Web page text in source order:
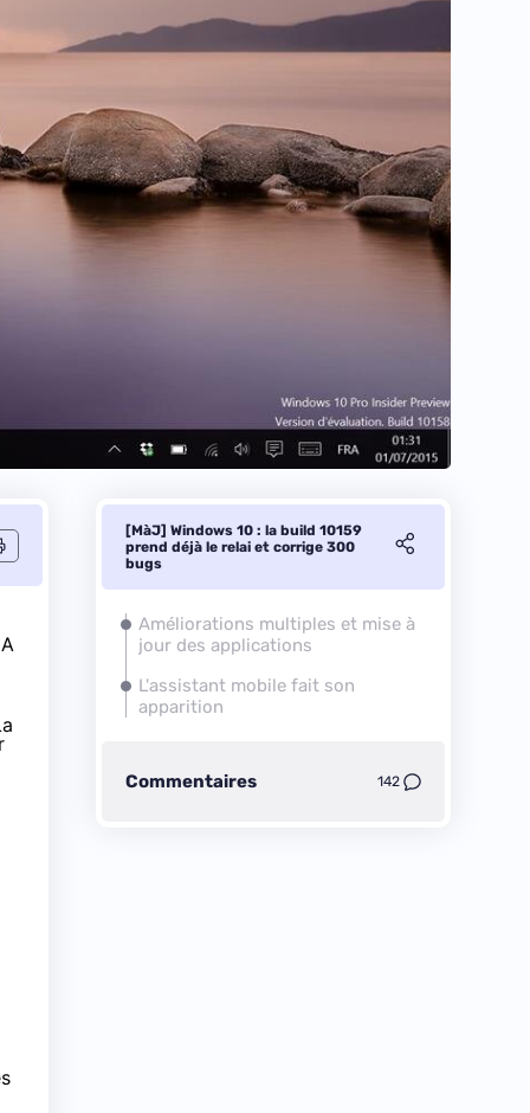
[MàJ] Windows 10 : la build 10159
prend déjà le relai et corrige 300
bugs
Améliorations multiples et mise à
jour des applications
L'assistant mobile fait son
apparition
Commentaires 142